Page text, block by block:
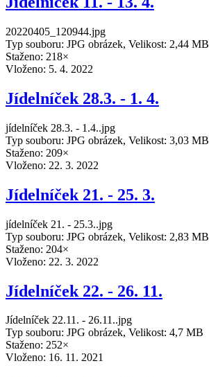
20220405_120944.jpg
Typ souboru: JPG obrázek, Velikost: 2,44 MB
Staženo: 218×
Vloženo: 5. 4. 2022
Jídelníček 28.3. - 1. 4.
jídelníček 28.3. - 1.4..jpg
Typ souboru: JPG obrázek, Velikost: 3,03 MB
Staženo: 209×
Vloženo: 22. 3. 2022
Jídelníček 21. - 25. 3.
jídelníček 21. - 25.3..jpg
Typ souboru: JPG obrázek, Velikost: 2,83 MB
Staženo: 204×
Vloženo: 22. 3. 2022
Jídelníček 22. - 26. 11.
Jídelníček 22.11. - 26.11..jpg
Typ souboru: JPG obrázek, Velikost: 4,7 MB
Staženo: 252×
Vloženo: 16. 11. 2021